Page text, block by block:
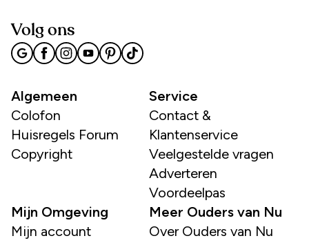
Volg ons
Algemeen
Colofon
Huisregels Forum
Copyright
Service
Contact &
Klantenservice
Veelgestelde vragen
Adverteren
Voordeelpas
Mijn Omgeving
Mijn account
Meer Ouders van Nu
Over Ouders van Nu